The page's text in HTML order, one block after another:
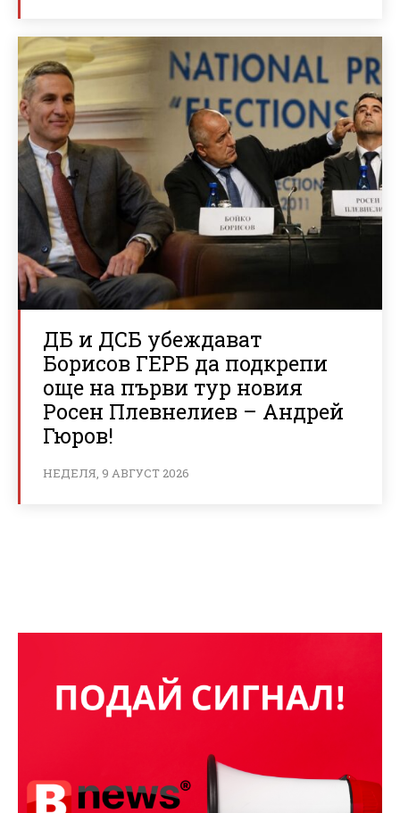
ДБ и ДСБ убеждават
Борисов ГЕРБ да подкрепи
още на първи тур новия
Росен Плевнелиев – Андрей
Гюров!
НЕДЕЛЯ, 9 АВГУСТ 2026